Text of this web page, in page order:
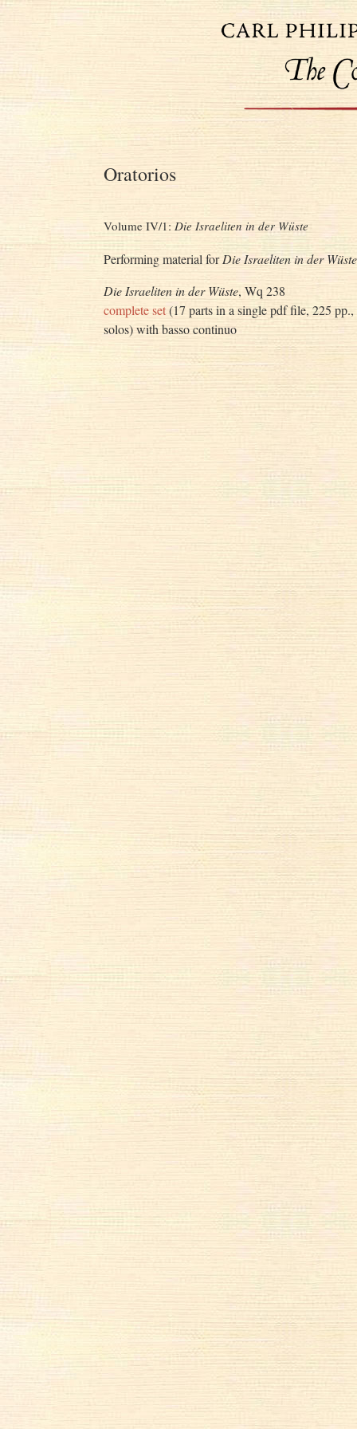
Oratorios
Volume IV/1: Die Israeliten in der Wüste
Performing material forDie Israeliten in der Wüste
Die Israeliten in der Wüste, Wq 238
complete set(17 parts in a single pdf file, 225
solos) with basso continuo